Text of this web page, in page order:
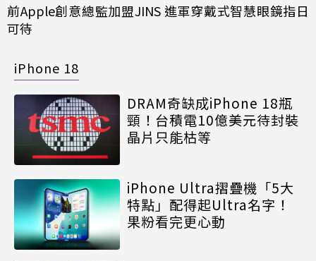
前Apple創意總監加盟JINS 進軍穿戴式智慧眼鏡指日
可待
iPhone 18
DRAM奇缺成iPhone 18瓶
頸！台積電10億美元待封裝
晶片只能枯等
iPhone Ultra摺疊機「5大
特點」配得起Ultra名字！
果粉看完更心動